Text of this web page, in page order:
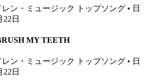
レン・ミュージック トップソング • 日
22日
MY TEETH
レン・ミュージック トップソング • 日
22日